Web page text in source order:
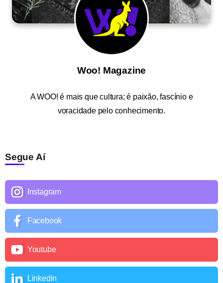
Woo! Magazine
AWOO! é mais que cultura; é paixão, fascínio e
voracidade pelo conhecimento.
Segue Aí
Instagram
Facebook
Youtube
Linkedin